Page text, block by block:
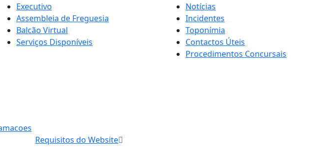
Executivo
Assembleia de Freguesia
Balcão Virtual
Serviços Disponíveis
Notícias
Incidentes
Toponímia
Contactos Úteis
Procedimentos Concursais
Requisitos do Website